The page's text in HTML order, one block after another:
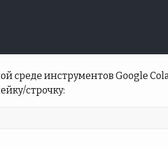
среде инструментов Google
строчку: